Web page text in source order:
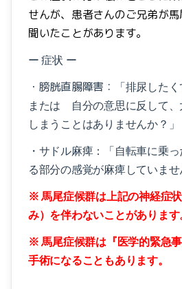
せんが、患者さんのご兄弟が
聞いたことがあります。
ー 症状 ー
・膀胱直腸障害：
「排尿した
または 自分の意思に反して、
しまうことはありませんか？」
・サドル麻痺：
「自転車に乗
る部分の感覚が麻痺していませ
※ 馬尾症候群は上記の神経症
み）を伴わないことがあります
※ 馬尾症候群は『医学的緊急
手術になることもあります。